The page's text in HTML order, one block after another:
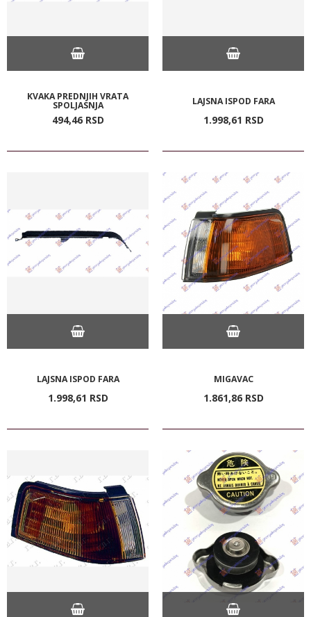
KVAKA PREDNJIH VRATA
SPOLJASNJA
494,46 RSD
LAJSNA ISPOD FARA
1.998,61 RSD
LAJSNA ISPOD FARA
1.998,61 RSD
MIGAVAC
1.861,86 RSD